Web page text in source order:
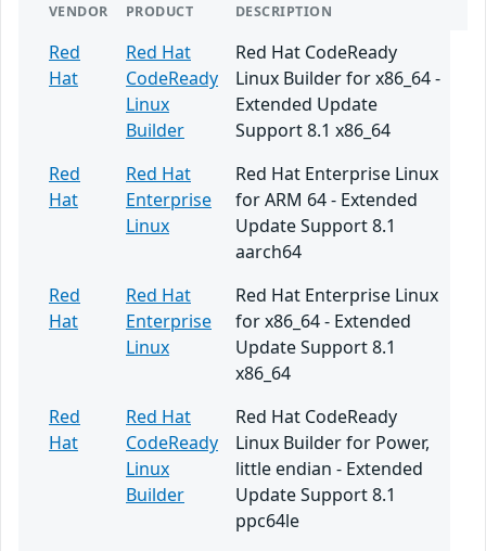
VENDOR PRODUCT DESCRIPTION
Red
Hat
Red Hat
CodeReady
Linux
Builder
Red Hat CodeReady
Linux Builder for x86_64 -
Extended Update
Support 8.1 x86_64
Red
Hat
Red Hat
Enterprise
Linux
Red Hat Enterprise Linux
for ARM 64 - Extended
Update Support 8.1
aarch64
Red
Hat
Red Hat
Enterprise
Linux
Red Hat Enterprise Linux
for x86_64 - Extended
Update Support 8.1
x86_64
Red
Hat
Red Hat
CodeReady
Linux
Builder
Red Hat CodeReady
Linux Builder for Power,
little endian - Extended
Update Support 8.1
ppc64le